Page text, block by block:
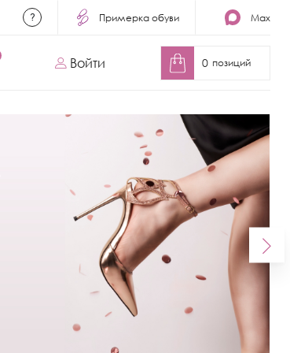
Примерка обуви Max
Войти 0 позиций